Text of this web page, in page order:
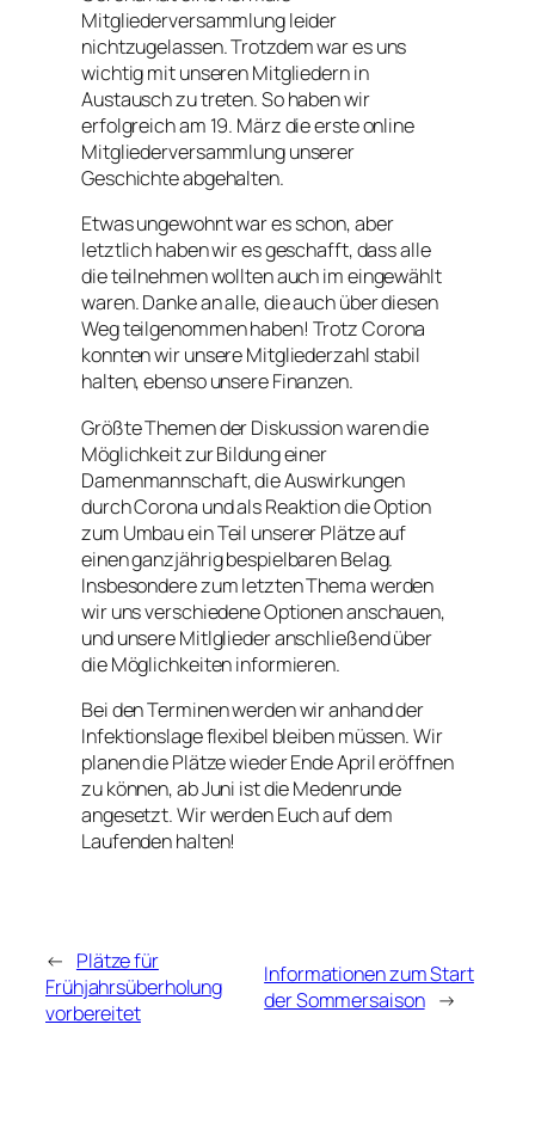
Mitgliederversammlung leider
nichtzugelassen. Trotzdem war es uns
wichtig mit unseren Mitgliedern in
Austausch zu treten. So haben wir
erfolgreich am 19. März die erste online
Mitgliederversammlung unserer
Geschichte abgehalten.
Etwas ungewohnt war es schon, aber
letztlich haben wir es geschafft, dass alle
die teilnehmen wollten auch im eingewählt
waren. Danke an alle, die auch über diesen
Weg teilgenommen haben! Trotz Corona
konnten wir unsere Mitgliederzahl stabil
halten, ebenso unsere Finanzen.
Größte Themen der Diskussion waren die
Möglichkeit zur Bildung einer
Damenmannschaft, die Auswirkungen
durch Corona und als Reaktion die Option
zum Umbau ein Teil unserer Plätze auf
einen ganzjährig bespielbaren Belag.
Insbesondere zum letzten Thema werden
wir uns verschiedene Optionen anschauen,
und unsere Mitlglieder anschließend über
die Möglichkeiten informieren.
Bei den Terminen werden wir anhand der
Infektionslage flexibel bleiben müssen. Wir
planen die Plätze wieder Ende April eröffnen
zu können, ab Juni ist die Medenrunde
angesetzt. Wir werden Euch auf dem
Laufenden halten!
← Plätze für
Frühjahrsüberholung
vorbereitet
Informationen zum Start
der Sommersaison →